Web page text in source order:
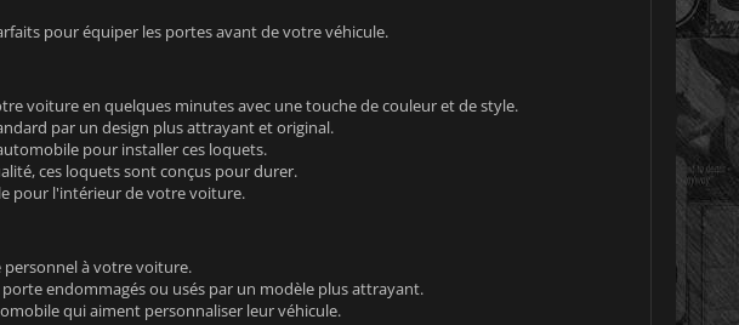
pour équiper les portes avant de votre véhicule.
voiture en quelques minutes avec une touche de couleur et de style.
par un design plus attrayant et original.
pour installer ces loquets.
ces loquets sont conçus pour durer.
pour l'intérieur de votre voiture.
à votre voiture.
porte endommagés ou usés par un modèle plus attrayant.
qui aiment personnaliser leur véhicule.